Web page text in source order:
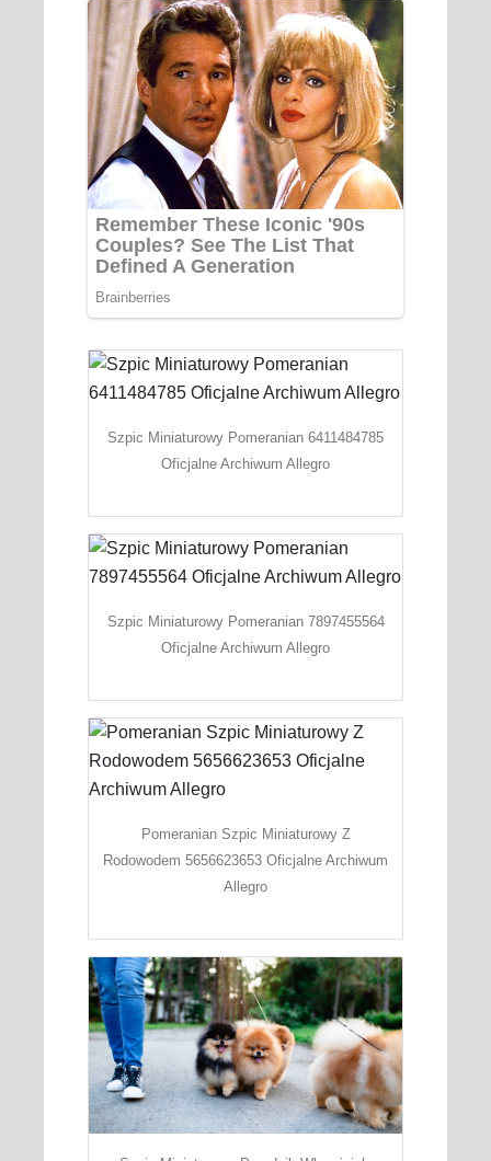
Szpic Miniaturowy Pomeranian 6411484785
Oficjalne Archiwum Allegro
Szpic Miniaturowy Pomeranian 7897455564
Oficjalne Archiwum Allegro
Pomeranian Szpic Miniaturowy Z
Rodowodem 5656623653 Oficjalne Archiwum
Allegro